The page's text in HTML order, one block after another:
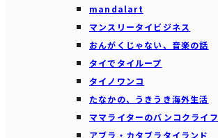
mandalart
マンスリータイビジネス
おんがくじゃない、音楽の話
タイでタイループ
タイノワンコ
たなかの、うきうき海外生活
ママライターのバンコクライフ
アブラ・カタブラタイランド